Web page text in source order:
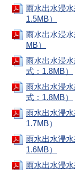
雨水出水浸
1.5MB）
雨水出水浸
MB）
雨水出水浸
式：1.8MB）
雨水出水浸
式：1.8MB）
雨水出水浸
1.7MB）
雨水出水浸
1.6MB）
雨水出水浸